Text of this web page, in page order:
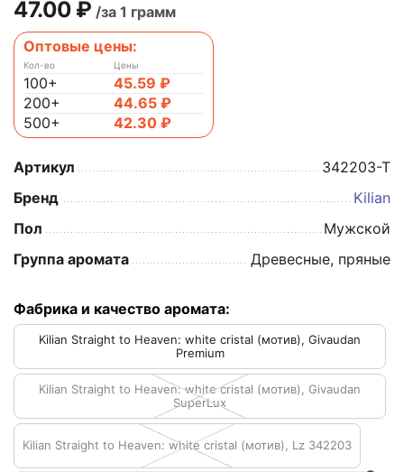
47.00 ₽ /за 1 грамм
Оптовые цены:
Кол-во
100+
200+
500+
Цены
45.59 ₽
44.65 ₽
42.30 ₽
Артикул
342203-T
Бренд
Kilian
Пол
Мужской
Группа аромата
Древесные, пряные
Фабрика и качество аромата:
Kilian Straight to Heaven: white cristal (мотив), Givaudan
Premium
Kilian Straight to Heaven: white cristal (мотив), Givaudan
SuperLux
Kilian Straight to Heaven: white cristal (мотив), Lz 342203